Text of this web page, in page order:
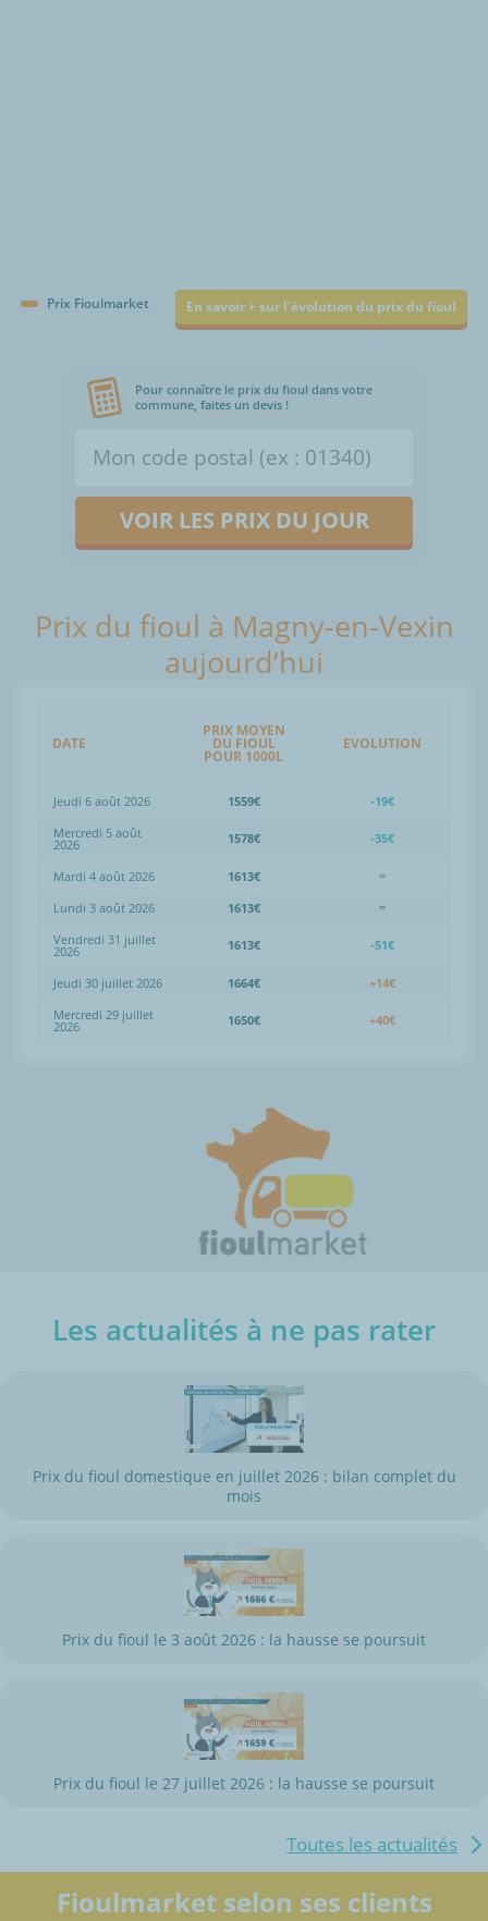
Prix Fioulmarket En savoir + sur l'évolution du prix du fioul
Pour connaître le prix du fioul dans votre
commune, faites un devis !
VOIR LES PRIX DU JOUR
Prix du fioul à Magny-en-Vexin
aujourd’hui
DATE
PRIX MOYEN
DU FIOUL
POUR 1000L
EVOLUTION
Jeudi 6 août 2026 1559€
-19€
Mercredi 5 août
2026 1578€ -35€
Mardi 4 août 2026 1613€
=
Lundi 3 août 2026
1613€
=
Vendredi 31 juillet
2026 1613€ -51€
Jeudi 30 juillet 2026 1664€
+14€
Mercredi 29 juillet
2026 1650€ +40€
Les actualités à ne pas rater
Prix du fioul domestique en juillet 2026 : bilan complet du
mois
Prix du fioul le 3 août 2026 : la hausse se poursuit
Prix du fioul le 27 juillet 2026 : la hausse se poursuit
Toutes les actualités
Fioulmarket selon ses clients